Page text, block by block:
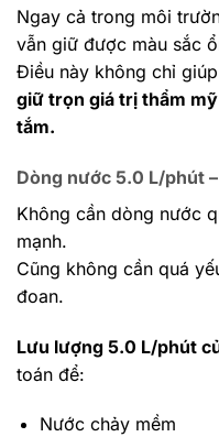
Ngay cả trong môi
vẫn giữ được màu sắc
Điều này không chỉ
giữ trọn giá trị thẩm
tắm.
Dòng nước 5.0 L/phút
Không cần dòng nước
mạnh.
Cũng không cần quá
đoan.
Lưu lượng 5.0 L/phút
toán để:
Nước chảy mềm